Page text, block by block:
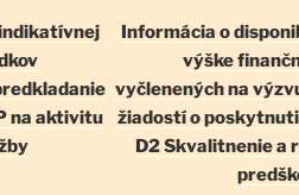
na aktivitu
Informácia o
výške
vyčlenených na
žiadostí o
D2 Skvalitnenie a